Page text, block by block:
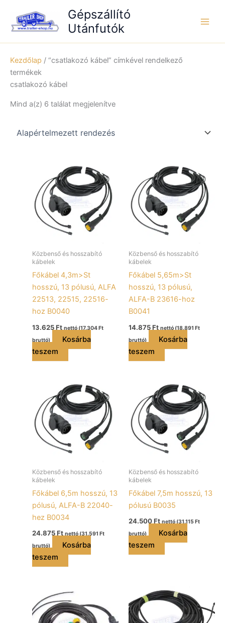
content
Gépszállító
Utánfutók
Kezdőlap / “csatlakozó kábel” címkével rendelkező
termékek
csatlakozó kábel
Mind a(z) 6 találat megjelenítve
Közbenső és hosszabító
kábelek
Főkábel 4,3m>St
hosszú, 13 pólusú, ALFA
22513, 22515, 22516-
hoz B0040
13.625Ft nettó (17.304Ft
bruttó)
Kosárba
teszem
Közbenső és hosszabító
kábelek
Főkábel 5,65m>St
hosszú, 13 pólusú,
ALFA-B 23616-hoz
B0041
14.875Ft nettó (18.891 Ft
bruttó)
Kosárba
teszem
Közbenső és hosszabító
kábelek
Főkábel 6,5m hosszú, 13
pólusú, ALFA-B 22040-
hez B0034
24.875Ft nettó (31.591 Ft
bruttó)
Kosárba
teszem
Közbenső és hosszabító
kábelek
Főkábel 7,5m hosszú, 13
pólusú B0035
24.500Ft nettó (31.115 Ft
bruttó)
Kosárba
teszem